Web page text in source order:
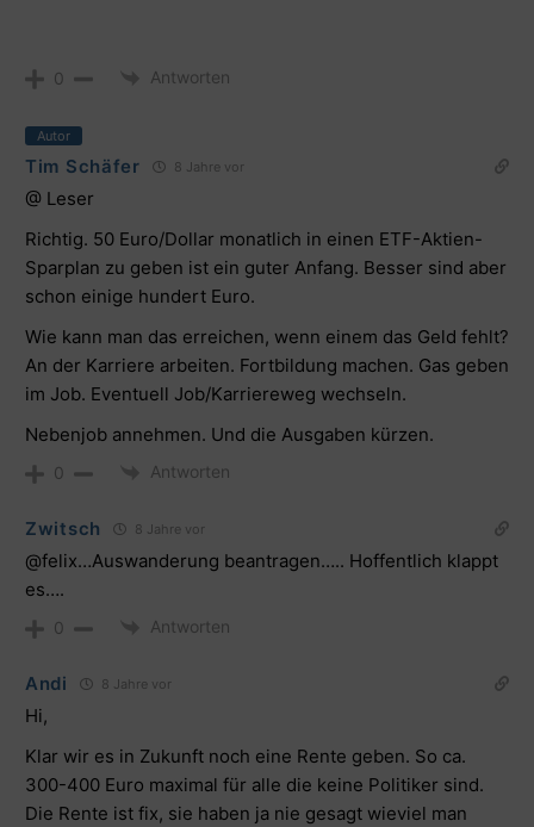
0 Antworten
Autor
Tim Schäfer 8 Jahre vor
@ Leser
Richtig. 50 Euro/Dollar monatlich in einen ETF-Aktien-
Sparplan zu geben ist ein guter Anfang. Besser sind aber
schon einige hundert Euro.
Wie kann man das erreichen, wenn einem das Geld fehlt?
An der Karriere arbeiten. Fortbildung machen. Gas geben
im Job. Eventuell Job/Karriereweg wechseln.
Nebenjob annehmen. Und die Ausgaben kürzen.
0 Antworten
Zwitsch 8 Jahre vor
@felix…Auswanderung beantragen….. Hoffentlich klappt
es….
0 Antworten
Andi 8 Jahre vor
Hi,
Klar wir es in Zukunft noch eine Rente geben. So ca.
300-400 Euro maximal für alle die keine Politiker sind.
Die Rente ist fix, sie haben ja nie gesagt wieviel man